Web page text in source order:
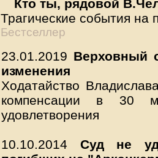
Кто ты, рядовой
Трагические события на
Бестселлер
23.01.2019 Верховный
изменения
Ходатайство
компенсации в 30
удовлетворения
10.10.2014 Суд не